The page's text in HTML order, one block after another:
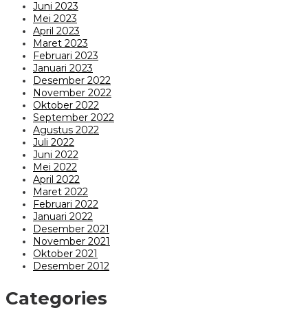
Juni 2023
Mei 2023
April 2023
Maret 2023
Februari 2023
Januari 2023
Desember 2022
November 2022
Oktober 2022
September 2022
Agustus 2022
Juli 2022
Juni 2022
Mei 2022
April 2022
Maret 2022
Februari 2022
Januari 2022
Desember 2021
November 2021
Oktober 2021
Desember 2012
Categories